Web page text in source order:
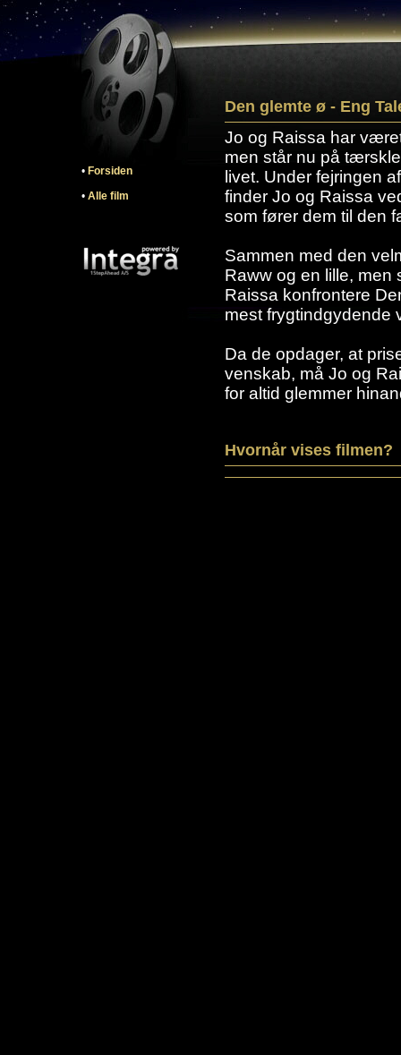
• Forsiden
• Alle film
Den glemte ø - Eng
Jo og Raissa har
men står nu på
livet. Under fejringen
finder Jo og Raissa
som fører dem til den
Sammen med den
Raww og en lille, men
Raissa konfrontere
mest
Da de opdager, at
venskab, må Jo og
for altid glemmer
Hvornår vises filmen?